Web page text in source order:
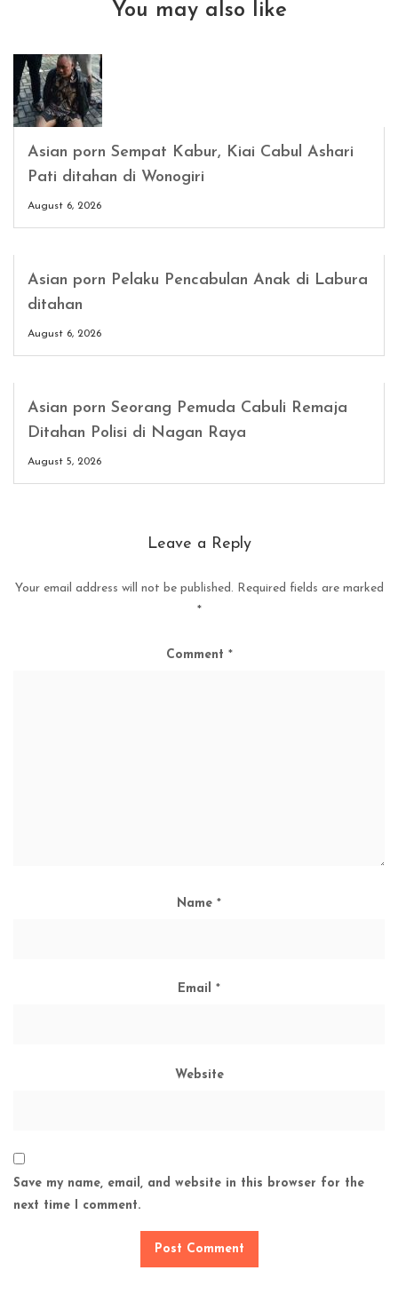
You may also like
Asian porn Sempat Kabur, Kiai Cabul Ashari
Pati ditahan di Wonogiri
August 6, 2026
Asian porn Pelaku Pencabulan Anak di Labura
ditahan
August 6, 2026
Asian porn Seorang Pemuda Cabuli Remaja
Ditahan Polisi di Nagan Raya
August 5, 2026
Leave a Reply
Your email address will not be published. Required fields are marked
*
Comment *
Name *
Email *
Website
Save my name, email, and website in this browser for the
next time I comment.